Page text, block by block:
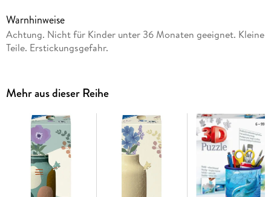
für-Schritt-Anleitung sorgt für dreidimensionalen Puzzlespaß
mit Gelinggarantie! Zusammen mit dem ebenfalls im Set
enthaltenen LED-Leuchtsockel im modernen Design entsteht
ein fantasievolles und ganz besonderes Nachtlicht, das von
angenehme, dezente Lichtquelle, die Kinder mit ihren
Dunkelheit farbenfrohe Orientierung bietet.
Warnhinweise
Achtung. Nicht für Kinder unter 36 Monaten geeignet. Kleine
Teile. Erstickungsgefahr.
Mehr aus dieser Reihe